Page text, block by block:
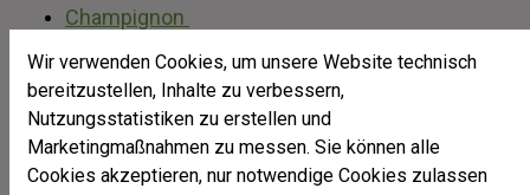
Champignon
Eichhase
Graublättriger Schwefelkopf
Huaier
Igelstachelbart
Judasohr
Wir verwenden Cookies, um unsere Website technisch
bereitzustellen, Inhalte zu verbessern,
Nutzungsstatistiken zu erstellen und
Marketingmaßnahmen zu messen. Sie können alle
Cookies akzeptieren, nur notwendige Cookies zulassen